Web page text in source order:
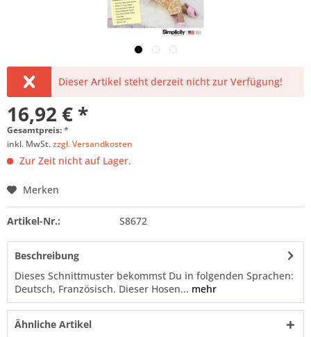
Dieser Artikel steht derzeit nicht zur Verfügung!
16,92 € *
Gesamtpreis:*
inkl. MwSt.zzgl. Versandkosten
Zur Zeit nicht auf Lager.
Merken
Artikel-Nr.: S8672
Beschreibung
Dieses Schnittmuster bekommst Du in folgenden Sprachen:
Deutsch, Französisch. Dieser Hosen... mehr
Ähnliche Artikel